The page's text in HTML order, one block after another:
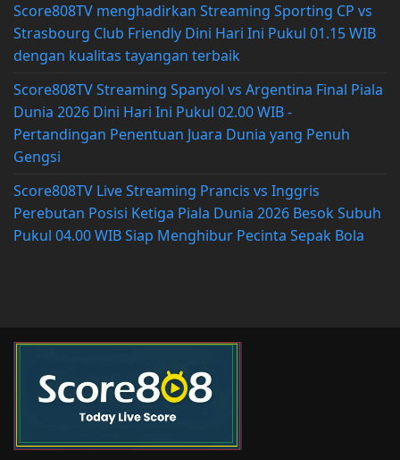
Score808TV menghadirkan Streaming Sporting CP vs
Strasbourg Club Friendly Dini Hari Ini Pukul 01.15 WIB
dengan kualitas tayangan terbaik
Score808TV Streaming Spanyol vs Argentina Final Piala
Dunia 2026 Dini Hari Ini Pukul 02.00 WIB -
Pertandingan Penentuan Juara Dunia yang Penuh
Gengsi
Score808TV Live Streaming Prancis vs Inggris
Perebutan Posisi Ketiga Piala Dunia 2026 Besok Subuh
Pukul 04.00 WIB Siap Menghibur Pecinta Sepak Bola